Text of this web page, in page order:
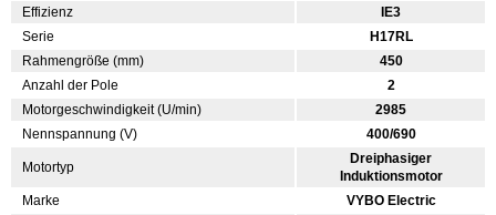
Effizienz
IE3
Serie
H17RL
Rahmengröße (mm)
450
Anzahl der Pole
2
Motorgeschwindigkeit (U/min)
2985
Nennspannung (V)
400/690
Motortyp
Dreiphasiger
Induktionsmotor
Marke
VYBO Electric